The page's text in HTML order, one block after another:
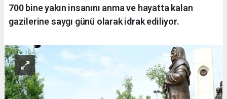
700 bine yakın insanını anma ve hayatta kalan
gazilerine saygı günü olarak idrak ediliyor.